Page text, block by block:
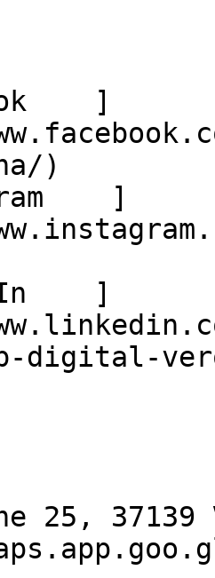
]
)
]
]
digital-
25, 37139